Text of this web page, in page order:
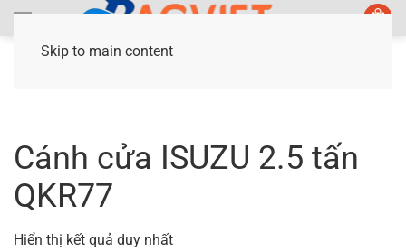
Skip to main content
Cánh cửa ISUZU 2.5 tấn
QKR77
Hiển thị kết quả duy nhất